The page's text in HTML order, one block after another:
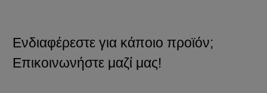
Ενδιαφέρεστε για κάποιο προϊόν;
Επικοινωνήστε μαζί μας!